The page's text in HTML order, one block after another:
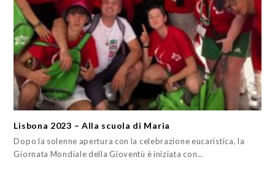
Lisbona 2023 – Alla scuola di Maria
Dopo la solenne apertura con la celebrazione eucaristica, la
Giornata Mondiale della Gioventù è iniziata con…